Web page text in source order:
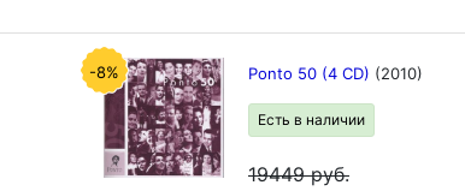
-8% Ponto 50 (4 CD) (2010)
Есть в наличии
19449руб.